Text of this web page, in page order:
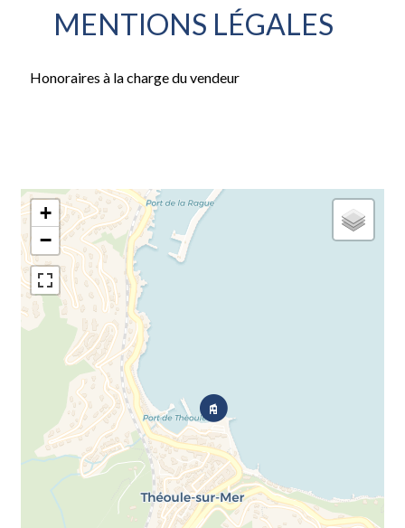
MENTIONS LÉGALES
Honoraires à la charge du vendeur
+
−